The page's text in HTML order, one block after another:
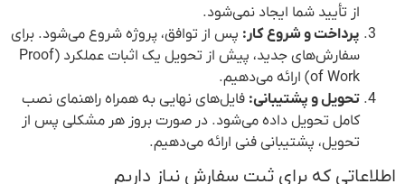
از تأیید شما ایجاد نمی‌شود.
پرداخت و شروع کار: پس از توافق، پروژه شروع می‌شود. برای
سفارش‌های جدید، پیش از تحویل یک اثبات عملکرد (Proof
of Work) ارائه می‌دهیم.
تحویل و پشتیبانی: فایل‌های نهایی به همراه راهنمای نصب
کامل تحویل داده می‌شود. در صورت بروز هر مشکلی پس از
تحویل، پشتیبانی فنی ارائه می‌دهیم.
اطلاعاتی که برای ثبت سفارش نیاز داریم